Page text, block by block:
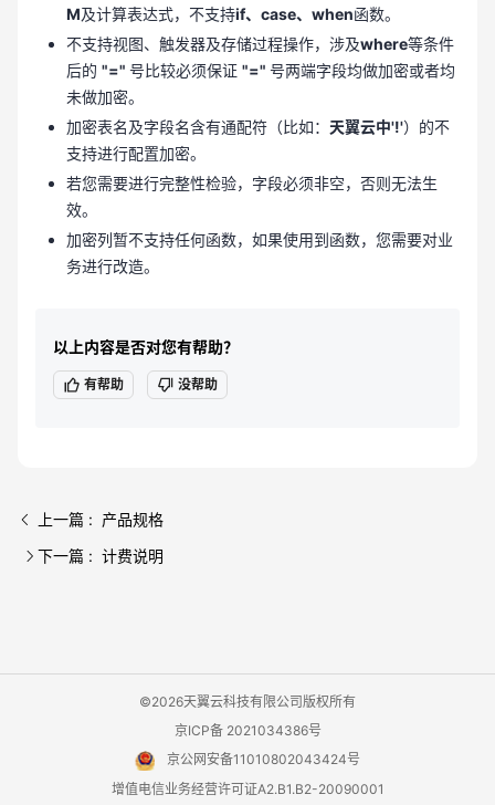
M及计算表达式，不支持if、case、when函数。
不支持视图、触发器及存储过程操作，涉及where等条件
后的 "=" 号比较必须保证 "=" 号两端字段均做加密或者均
未做加密。
加密表名及字段名含有通配符（比如： 天翼云中'!'）的不
支持进行配置加密。
若您需要进行完整性检验，字段必须非空，否则无法生
效。
加密列暂不支持任何函数，如果使用到函数，您需要对业
务进行改造。
以上内容是否对您有帮助？
有帮助 没帮助
上一篇 : 产品规格
下一篇 : 计费说明
©2026天翼云科技有限公司版权所有
京ICP备 2021034386号
京公网安备11010802043424号
增值电信业务经营许可证A2.B1.B2-20090001